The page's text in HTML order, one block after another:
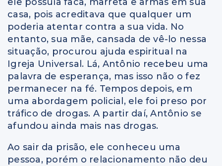
casa, pois acreditava que qualquer um
poderia atentar contra a sua vida. No
entanto, sua mãe, cansada de vê-lo nessa
situação, procurou ajuda espiritual na
Igreja Universal. Lá, Antônio recebeu uma
palavra de esperança, mas isso não o fez
permanecer na fé. Tempos depois, em
uma abordagem policial, ele foi preso por
tráfico de drogas. A partir daí, Antônio se
afundou ainda mais nas drogas.
Ao sair da prisão, ele conheceu uma
pessoa, porém o relacionamento não deu